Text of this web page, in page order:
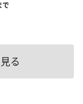
で
る